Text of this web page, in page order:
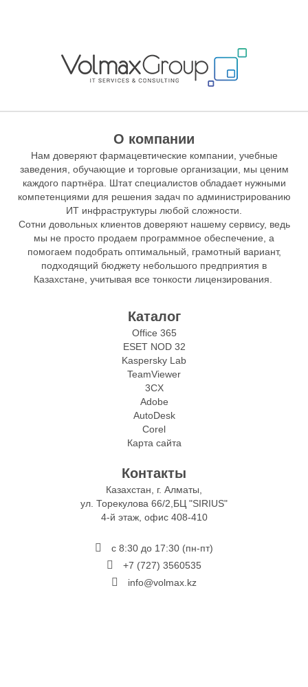
О компании
Нам доверяют фармацевтические компании, учебные
заведения, обучающие и торговые организации, мы ценим
каждого партнёра. Штат специалистов обладает нужными
компетенциями для решения задач по администрированию
ИТ инфраструктуры любой сложности.
Сотни довольных клиентов доверяют нашему сервису, ведь
мы не просто продаем программное обеспечение, а
помогаем подобрать оптимальный, грамотный вариант,
подходящий бюджету небольшого предприятия в
Казахстане, учитывая все тонкости лицензирования.
Каталог
Office 365
ESET NOD 32
Kaspersky Lab
TeamViewer
3CX
Adobe
AutoDesk
Corel
Карта сайта
Контакты
Казахстан, г. Алматы,
ул. Торекулова 66/2,БЦ "SIRIUS"
4-й этаж, офис 408-410
с 8:30 до 17:30 (пн-пт)
+7 (727) 3560535
info@volmax.kz